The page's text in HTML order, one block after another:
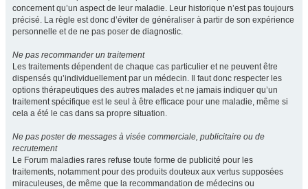
concernent qu’un aspect de leur maladie. Leur historique n’est pas toujours
précisé. La règle est donc d’éviter de généraliser à partir de son expérience
personnelle et de ne pas poser de diagnostic.
Ne pas recommander un traitement
Les traitements dépendent de chaque cas particulier et ne peuvent être
dispensés qu’individuellement par un médecin. Il faut donc respecter les
options thérapeutiques des autres malades et ne jamais indiquer qu’un
traitement spécifique est le seul à être efficace pour une maladie, même si
cela a été le cas dans sa propre situation.
Ne pas poster de messages à visée commerciale, publicitaire ou de
recrutement
Le Forum maladies rares refuse toute forme de publicité pour les
traitements, notamment pour des produits douteux aux vertus supposées
miraculeuses, de même que la recommandation de médecins ou